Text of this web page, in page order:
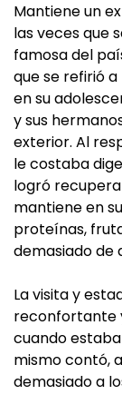
Mantiene un
las veces que
famosa del
que se refirió
en su
y sus
exterior. Al
le costaba
logró
mantiene en
proteínas,
demasiado de
La visita y
reconfortante
cuando
mismo contó,
demasiado a